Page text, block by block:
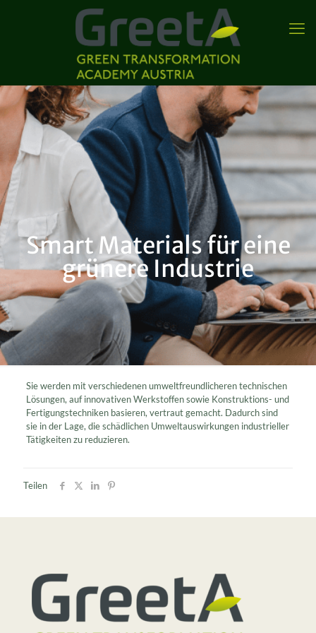
Smart Materials für eine
grünere Industrie
Sie werden mit verschiedenen umweltfreundlicheren technischen
Lösungen, auf innovativen Werkstoffen sowie Konstruktions- und
Fertigungstechniken basieren, vertraut gemacht. Dadurch sind
sie in der Lage, die schädlichen Umweltauswirkungen industrieller
Tätigkeiten zu reduzieren.
Teilen